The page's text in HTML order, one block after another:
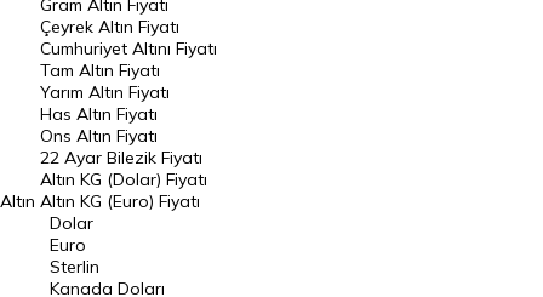
Raporlar
Endeksler
DÖVİZ
Döviz Kuru
Dolar Kuru
Euro Kuru
Pound Kuru
Frank Kuru
Altın
Gram Altın Fiyatı
Çeyrek Altın Fiyatı
Cumhuriyet Altını Fiyatı
Tam Altın Fiyatı
Yarım Altın Fiyatı
Has Altın Fiyatı
Ons Altın Fiyatı
22 Ayar Bilezik Fiyatı
Altın KG (Dolar) Fiyatı
Altın KG (Euro) Fiyatı
Dolar
Euro
Sterlin
Kanada Doları